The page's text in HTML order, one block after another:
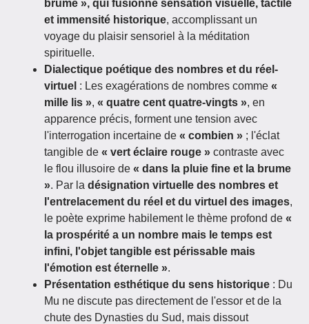
brume », qui fusionne sensation visuelle, tactile
et immensité historique, accomplissant un
voyage du plaisir sensoriel à la méditation
spirituelle.
Dialectique poétique des nombres et du réel-
virtuel : Les exagérations de nombres comme «
mille lis », « quatre cent quatre-vingts », en
apparence précis, forment une tension avec
l'interrogation incertaine de « combien » ; l'éclat
tangible de « vert éclaire rouge » contraste avec
le flou illusoire de « dans la pluie fine et la brume
». Par la désignation virtuelle des nombres et
l'entrelacement du réel et du virtuel des images,
le poète exprime habilement le thème profond de «
la prospérité a un nombre mais le temps est
infini, l'objet tangible est périssable mais
l'émotion est éternelle ».
Présentation esthétique du sens historique : Du
Mu ne discute pas directement de l'essor et de la
chute des Dynasties du Sud, mais dissout